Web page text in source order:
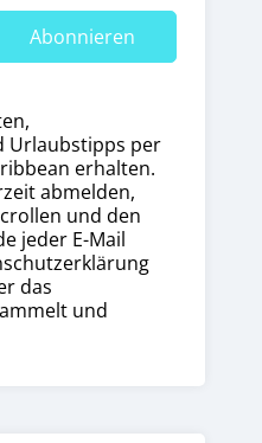
Abonnieren
Urlaubstipps per
erhalten.
abmelden,
und den
jeder E-Mail
das
und